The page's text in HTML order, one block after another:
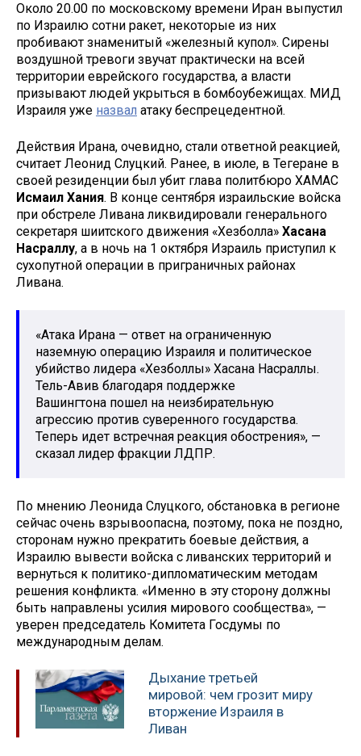
Около 20.00 по московскому времени Иран выпустил
по Израилю сотни ракет, некоторые из них
пробивают знаменитый «железный купол». Сирены
воздушной тревоги звучат практически на всей
территории еврейского государства, а власти
призывают людей укрыться в бомбоубежищах. МИД
Израиля уже назвал атаку беспрецедентной.
Действия Ирана, очевидно, стали ответной реакцией,
считает Леонид Слуцкий. Ранее, в июле, в Тегеране в
своей резиденции был убит глава политбюро ХАМАС
Исмаил Хания. В конце сентября израильские войска
при обстреле Ливана ликвидировали генерального
секретаря шиитского движения «Хезболла» Хасана
Насраллу, а в ночь на 1 октября Израиль приступил к
сухопутной операции в приграничных районах
Ливана.
«Атака Ирана — ответ на ограниченную
наземную операцию Израиля и политическое
убийство лидера «Хезболлы» Хасана Насраллы.
Тель-Авив благодаря поддержке
Вашингтона пошел на неизбирательную
агрессию против суверенного государства.
Теперь идет встречная реакция обострения», —
сказал лидер фракции ЛДПР.
По мнению Леонида Слуцкого, обстановка в регионе
сейчас очень взрывоопасна, поэтому, пока не поздно,
сторонам нужно прекратить боевые действия, а
Израилю вывести войска с ливанских территорий и
вернуться к политико-дипломатическим методам
решения конфликта. «Именно в эту сторону должны
быть направлены усилия мирового сообщества», —
уверен председатель Комитета Госдумы по
международным делам.
Дыхание третьей
мировой: чем грозит миру
вторжение Израиля в
Ливан